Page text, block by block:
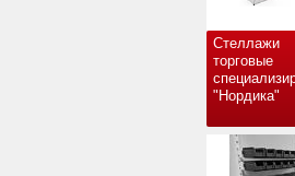
Стеллажи
торговые
"Нордика"